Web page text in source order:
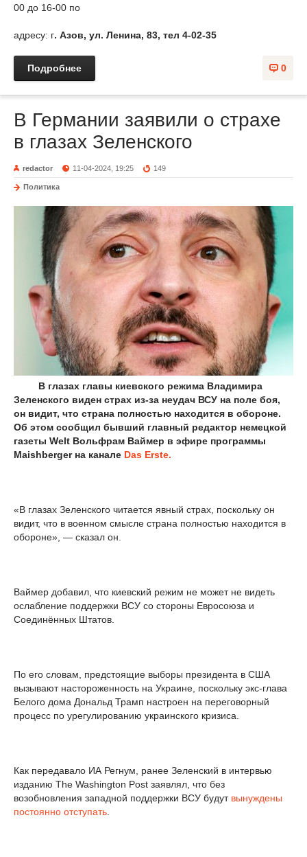
00 до 16-00 по
адресу: г. Азов, ул. Ленина, 83, тел 4-02-35
0
Подробнее
В Германии заявили о страхе
в глазах Зеленского
redactor 11-04-2024, 19:25 149
Политика
В глазах главы киевского режима Владимира
Зеленского виден страх из-за неудач ВСУ на поле боя,
он видит, что страна полностью находится в обороне.
Об этом сообщил бывший главный редактор немецкой
газеты Welt Вольфрам Ваймер в эфире программы
Maishberger на канале Das Erste.
«В глазах Зеленского читается явный страх, поскольку он
видит, что в военном смысле страна полностью находится в
обороне», — сказал он.
Ваймер добавил, что киевский режим не может не видеть
ослабление поддержки ВСУ со стороны Евросоюза и
Соединённых Штатов.
По его словам, предстоящие выборы президента в США
вызывают настороженность на Украине, поскольку экс-глава
Белого дома Дональд Трамп настроен на переговорный
процесс по урегулированию украинского кризиса.
Как передавало ИА Регнум, ранее Зеленский в интервью
изданию The Washington Post заявлял, что без
возобновления западной поддержки ВСУ будут вынуждены
постоянно отступать